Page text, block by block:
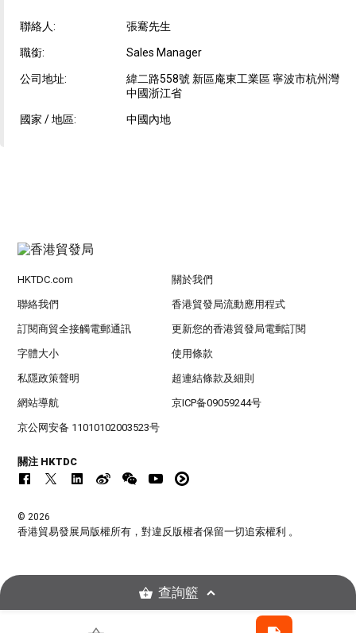
聯絡人: 張騫先生
職銜: Sales Manager
公司地址:
緯二路558號 新區庵東工業區 寧波市杭州灣
中國浙江省
國家 / 地區: 中國內地
HKTDC.com 關於我們
聯絡我們 香港貿發局流動應用程式
訂閱商貿全接觸電郵通訊 更新您的香港貿發局電郵訂閱
字體大小 使用條款
私隱政策聲明 超連結條款及細則
網站導航 京ICP备09059244号
京公网安备 11010102003523号
關注 HKTDC
© 2026
香港貿易發展局版權所有，對違反版權者保留一切追索權利 。
查詢籃